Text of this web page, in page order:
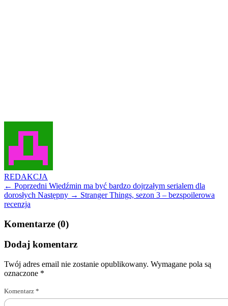
REDAKCJA
← Poprzedni Wiedźmin ma być bardzo dojrzałym serialem dla
dorosłych Następny → Stranger Things, sezon 3 – bezspoilerowa
recenzja
Komentarze (0)
Dodaj komentarz
Twój adres email nie zostanie opublikowany. Wymagane pola są
oznaczone *
Komentarz *